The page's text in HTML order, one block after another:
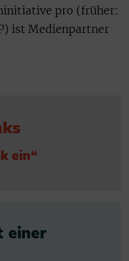
pro (früher:
ist Medienpartner
ein“
einer